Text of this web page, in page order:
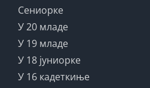
Сениорке
У 20 младе
У 19 младе
У 18 јуниорке
У 16 кадеткиње